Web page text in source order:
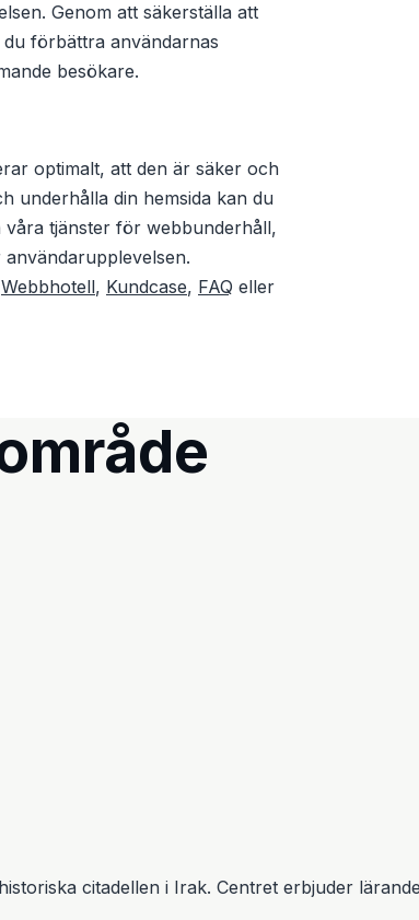
Genom att säkerställa att
förbättra användarnas
besökare.
optimalt, att den är säker och
underhålla din hemsida kan du
våra tjänster för webbunderhåll,
Webbhotell, Kundcase, FAQ eller
citadellen i Irak. Centret erbjuder